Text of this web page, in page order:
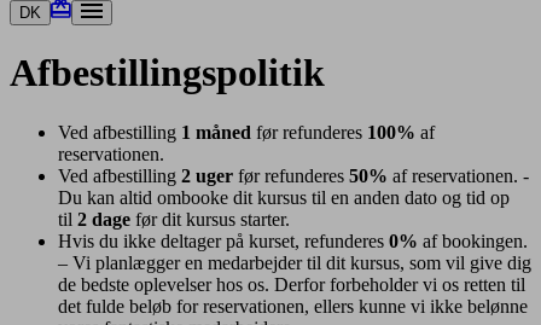
DK
Afbestillingspolitik
Ved afbestilling 1 måned før refunderes 100% af
reservationen.
Ved afbestilling 2 uger før refunderes 50% af reservationen. -
Du kan altid ombooke dit kursus til en anden dato og tid op
til 2 dage før dit kursus starter.
Hvis du ikke deltager på kurset, refunderes 0% af bookingen.
– Vi planlægger en medarbejder til dit kursus, som vil give dig
de bedste oplevelser hos os. Derfor forbeholder vi os retten til
det fulde beløb for reservationen, ellers kunne vi ikke belønne